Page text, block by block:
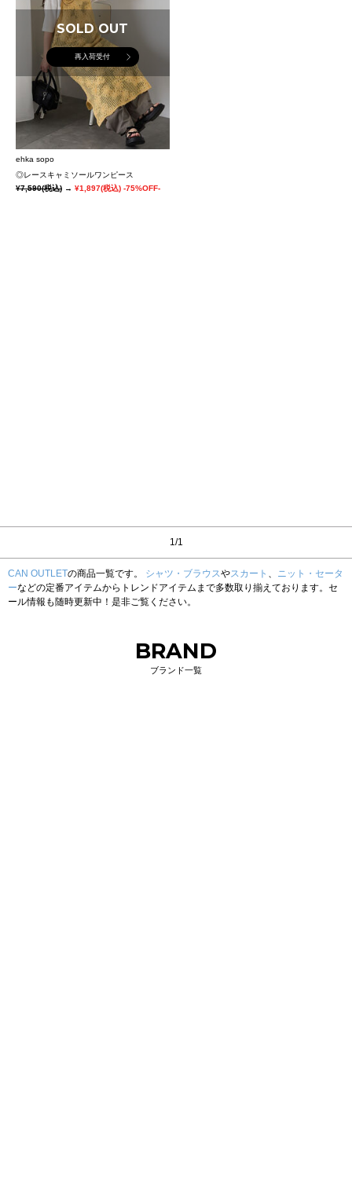
SOLD OUT
再入荷受付
ehka sopo
◎レースキャミソールワンピース
¥7,590(税込) → ¥1,897(税込) -75%OFF-
1/1
CAN OUTLETの商品一覧です。 シャツ・ブラウスやスカート 、 ニット・セータ
ーなどの定番アイテムからトレンドアイテムまで多数取り揃えております。セ
ール情報も随時更新中！是非ご覧ください。
BRAND
ブランド一覧